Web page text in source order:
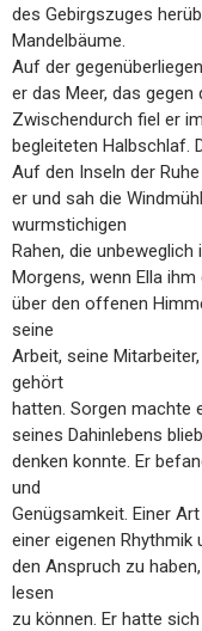
des Gebirgszuges
Mandelbäume.
Auf der
er das Meer, das gegen
Zwischendurch fiel er
begleiteten Halbschlaf.
Auf den Inseln der
er und sah die
wurmstichigen
Rahen, die unbeweglich
Morgens, wenn Ella
über den offenen
seine
Arbeit, seine
gehört
hatten. Sorgen machte
seines Dahinlebens
denken konnte. Er
und
Genügsamkeit. Einer
einer eigenen Rhythmik
den Anspruch zu
lesen
zu können. Er hatte